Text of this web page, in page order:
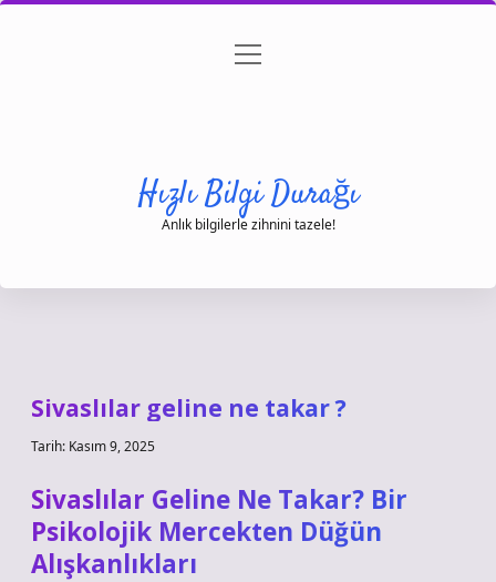
Gizlilik Politikası
menüyü
Hızlı Bilgi Durağı
Anlık bilgilerle zihnini tazele!
Sivaslılar geline ne takar ?
Tarih: Kasım 9, 2025
Sivaslılar Geline Ne Takar? Bir
Psikolojik Mercekten Düğün
Alışkanlıkları